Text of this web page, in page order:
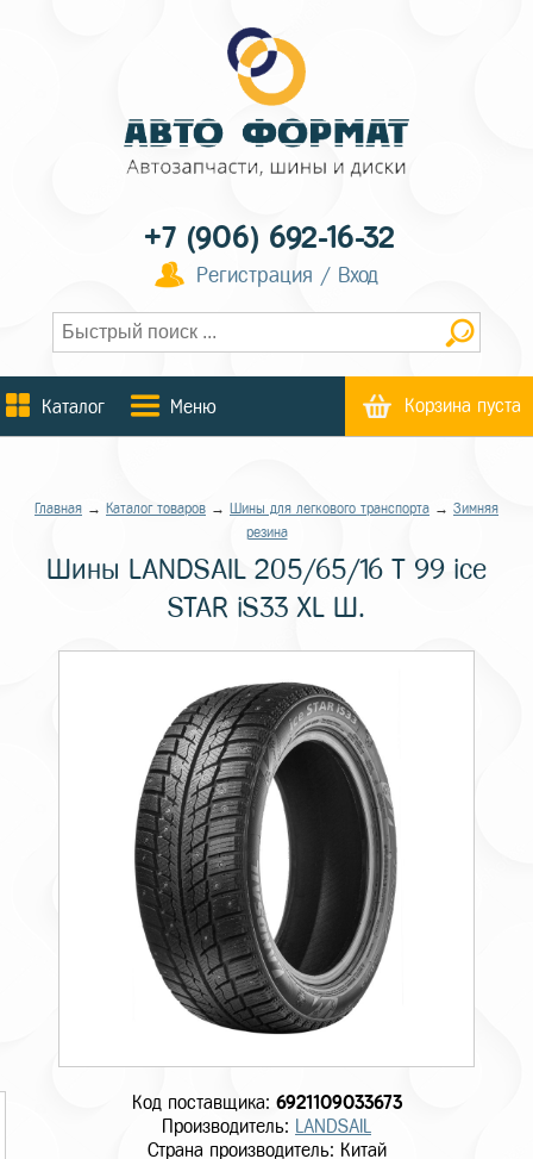
+7 (906) 692-16-32
Регистрация / Вход
Каталог Меню Корзина пуста
Главная → Каталог товаров → Шины для легкового транспорта → Зимняя
резина
Шины LANDSAIL 205/65/16 T 99 ice
STAR iS33 XL Ш.
Код поставщика: 6921109033673
Производитель: LANDSAIL
Страна производитель: Китай